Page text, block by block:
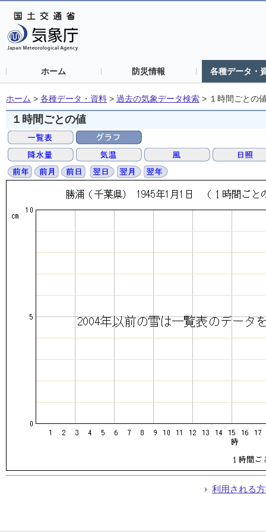
ホーム 防災情報 各種データ・
ホーム > 各種データ・資料 > 過去の気象データ検索 > １時間ごとの
１時間ごとの値
利用される